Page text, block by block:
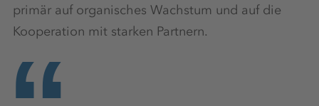
primär auf organisches Wachstum und auf die
Kooperation mit starken Partnern.